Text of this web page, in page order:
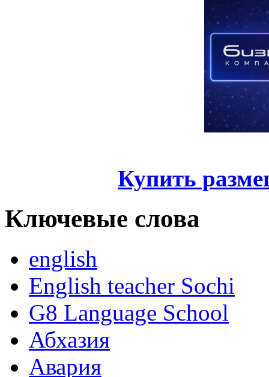
Купить
Ключевые слова
english
English teacher Sochi
G8 Language School
Абхазия
Авария